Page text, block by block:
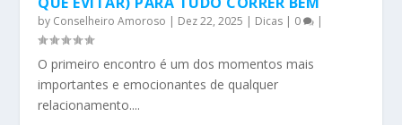
by Conselheiro Amoroso | Dez 22, 2025 | Dicas | 0 |
O primeiro encontro é um dos momentos mais
importantes e emocionantes de qualquer
relacionamento....